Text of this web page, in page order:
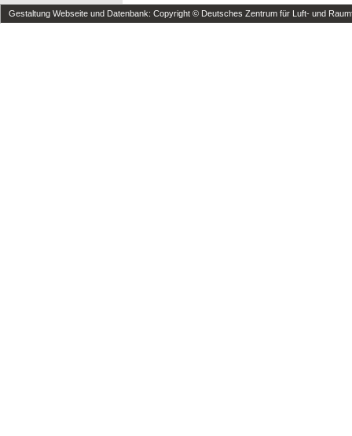
Gestaltung Webseite und Datenbank: Copyright © Deutsches Zentrum für Luft- und